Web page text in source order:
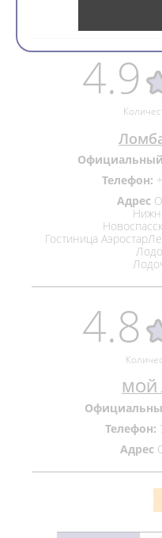
4.9
Официальный
Телефон:
Адрес
Гостиница
4.8
МОЙ
Телефон:
Адрес